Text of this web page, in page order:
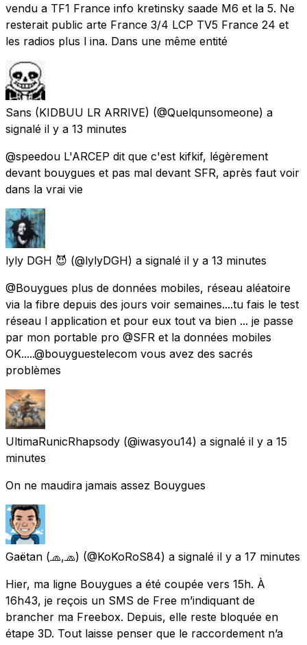
vendu a TF1 France info kretinsky saade M6 et la 5. Ne
resterait public arte France 3/4 LCP TV5 France 24 et
les radios plus l ina. Dans une même entité
Sans (KIDBUU LR ARRIVE) (@Quelqunsomeone) a
signalé il y a 13 minutes
@speedou L'ARCEP dit que c'est kifkif, légèrement
devant bouygues et pas mal devant SFR, après faut voir
dans la vrai vie
lyly DGH 😈 (@lylyDGH) a signalé il y a 13 minutes
@Bouygues plus de données mobiles, réseau aléatoire
via la fibre depuis des jours voir semaines....tu fais le test
réseau l application et pour eux tout va bien ... je passe
par mon portable pro @SFR et la données mobiles
OK.....@bouyguestelecom vous avez des sacrés
problèmes
UltimaRunicRhapsody (@iwasyou14) a signalé il y a 15
minutes
On ne maudira jamais assez Bouygues
Gaëtan (🧢,🧢) (@KoKoRoS84) a signalé il y a 17 minutes
Hier, ma ligne Bouygues a été coupée vers 15h. À
16h43, je reçois un SMS de Free m’indiquant de
brancher ma Freebox. Depuis, elle reste bloquée en
étape 3D. Tout laisse penser que le raccordement n’a